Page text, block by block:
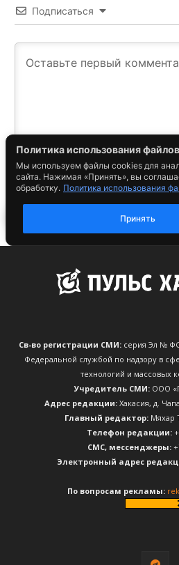
Св-во регистрации СМИ:серия Эл №
Федеральной службой по надзору в
технологий и массовых
Учредитель СМИ: ООО
Адрес редакции:Хакасия, д.
Главный редактор: Мяхар
Телефон редакции:
CМС, мессенджеры:
Электронный адрес
По вопросам рекламы: